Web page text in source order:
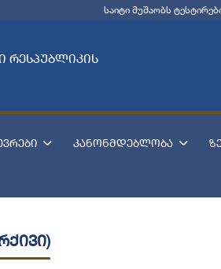
საიტი მუშაობს
რესპუბლიკის
კანონმდებლობა